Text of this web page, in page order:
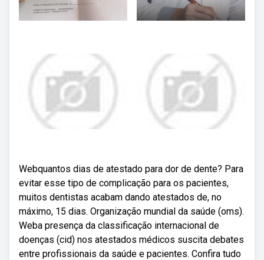
Webquantos dias de atestado para dor de dente? Para
evitar esse tipo de complicação para os pacientes,
muitos dentistas acabam dando atestados de, no
máximo, 15 dias. Organização mundial da saúde (oms).
Weba presença da classificação internacional de
doenças (cid) nos atestados médicos suscita debates
entre profissionais da saúde e pacientes. Confira tudo